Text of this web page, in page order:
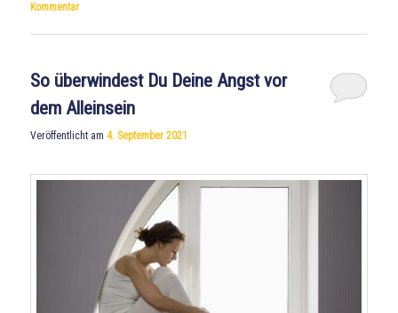
Kommentar
So überwindest Du Deine Angst vor
dem Alleinsein
Veröffentlicht am4. September 2021